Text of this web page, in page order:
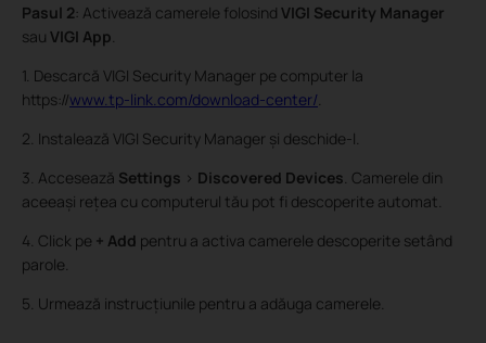
Pasul 2: Activează camerele folosind VIGI Security Manager
sau VIGI App
1. Descarcă VIGI Security Manager pe computer la
https://www.tp-link.com/download-center/
2. Instalează VIGI Security Manager și deschide-l.
3. Accesează Settings > Discovered Devices . Camerele din
aceeași rețea cu computerul tău pot fi descoperite automat.
4. Click pe + Add pentru a activa camerele descoperite setând
parole.
5. Urmează instrucțiunile pentru a adăuga camerele.